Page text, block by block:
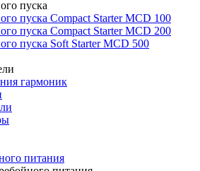
пуска
пуска Compact Starter MCD 100
пуска Compact Starter MCD 200
пуска Soft Starter MCD 500
гармоник
питания